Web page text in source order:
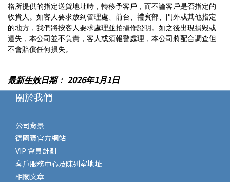
格所提供的指定送貨地址時，轉移予客戶，而不論客戶是否指定的
收貨人。如客人要求放到管理處、前台、禮賓部、門外或其他指定
的地方，我們將按客人要求處理並拍攝作證明。如之後出現損毁或
遺失，本公司並不負責，客人或須報警處理，本公司將配合調查但
不會賠償任何損失。
最新生效日期： 2026年1月1日
關於我們
公司背景
德國寶官方網站
VIP 會員計劃
客戶服務中心及陳列室地址
相關文章